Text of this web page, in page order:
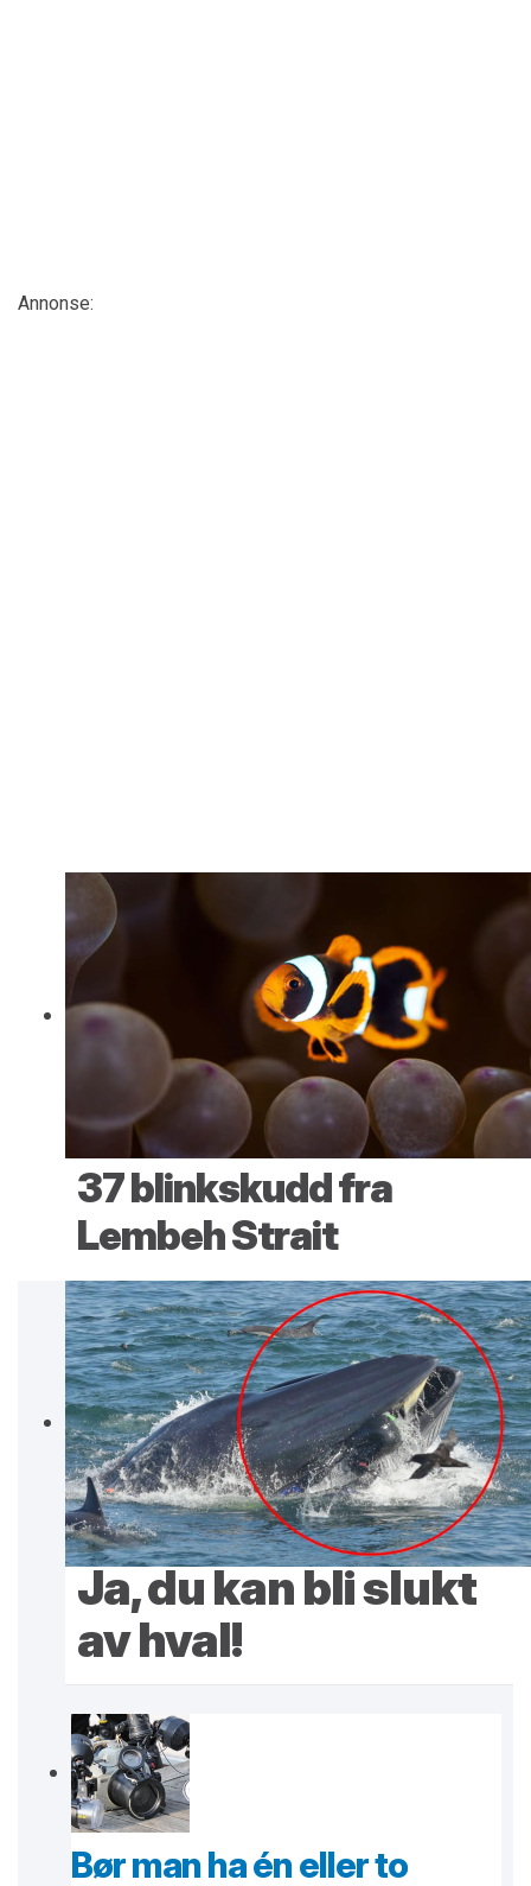
Annonse:
37 blinkskudd fra
Lembeh Strait
Ja, du kan bli slukt
av hval!
Bør man ha én eller to